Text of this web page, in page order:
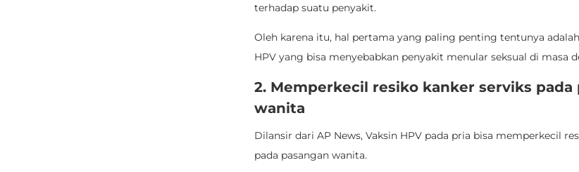
terhadap suatu penyakit.
Oleh karena itu, hal pertama yang paling penting tentunya
HPV yang bisa menyebabkan penyakit menular seksual di masa
2. Memperkecil resiko kanker serviks pada
wanita
Dilansir dari AP News, Vaksin HPV pada pria bisa memperkecil
pada pasangan wanita.